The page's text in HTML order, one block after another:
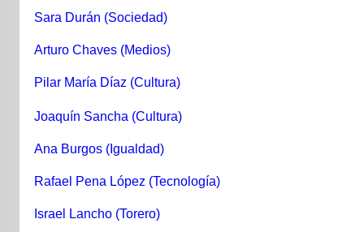
Sara Durán (Sociedad)
Arturo Chaves (Medios)
Pilar María Díaz (Cultura)
Joaquín Sancha (Cultura)
Ana Burgos (Igualdad)
Rafael Pena López (Tecnología)
Israel Lancho (Torero)